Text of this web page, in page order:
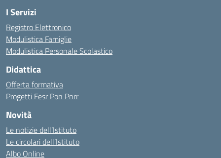
I Servizi
Registro Elettronico
Modulistica Famiglie
Modulistica Personale Scolastico
Didattica
Offerta formativa
Progetti Fesr Pon Pnrr
Novità
Le notizie dell’Istituto
Le circolari dell’Istituto
Albo Online